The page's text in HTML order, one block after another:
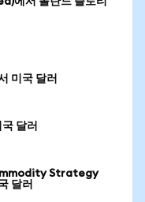
미국 달러
달러
Strategy
달러